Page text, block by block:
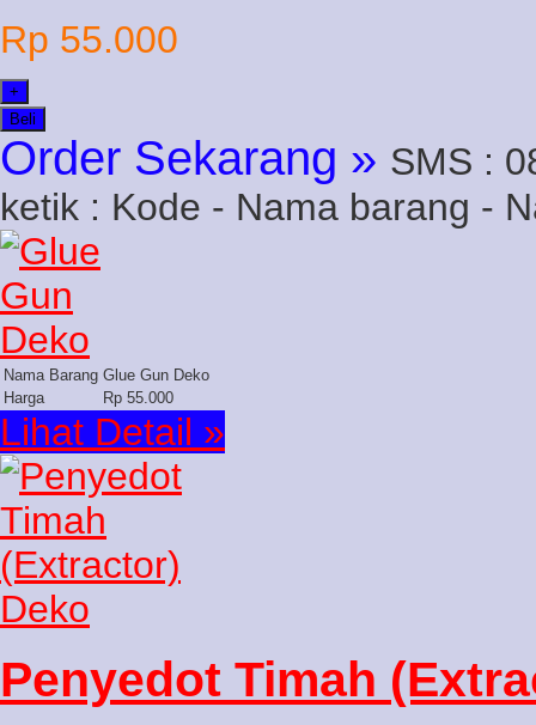
Rp 55.000
+
Beli
Order Sekarang » SMS :
ketik : Kode - Nama barang -
Nama Barang Glue Gun Deko
Harga
Rp 55.000
Lihat Detail »
Penyedot Timah